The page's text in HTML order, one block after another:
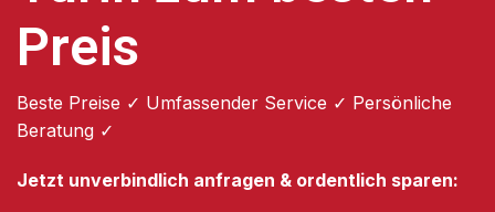
Preis
Beste Preise ✓ Umfassender Service ✓ Persönliche
Beratung ✓
Jetzt unverbindlich anfragen & ordentlich sparen: